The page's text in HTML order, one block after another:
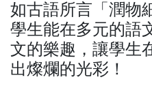
如古語所言「潤物
學生能在多元的語
文的樂趣，讓學生
出燦爛的光彩！